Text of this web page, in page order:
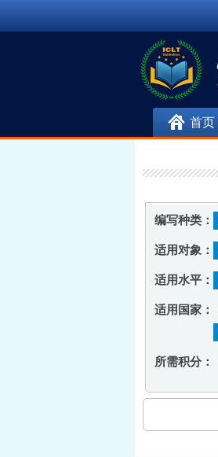
首页
编写种类：
适用对象：
适用水平：
适用国家：
所需积分：